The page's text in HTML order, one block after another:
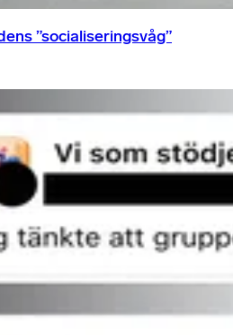
”socialiseringsvåg”